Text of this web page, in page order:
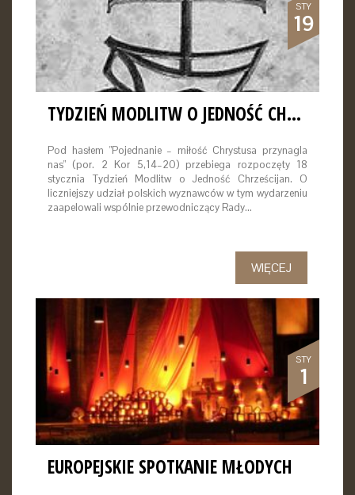
STY
19
TYDZIEŃ MODLITW O JEDNOŚĆ CHRZEŚCIJAN
Pod hasłem "Pojednanie – miłość Chrystusa przynagla
nas" (por. 2 Kor 5,14–20) przebiega rozpoczęty 18
stycznia Tydzień Modlitw o Jedność Chrześcijan. O
liczniejszy udział polskich wyznawców w tym wydarzeniu
zaapelowali wspólnie przewodniczący Rady…
WIĘCEJ
STY
1
EUROPEJSKIE SPOTKANIE MŁODYCH